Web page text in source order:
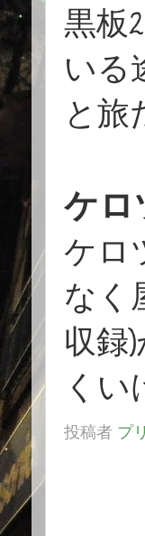
黒板
いる
と旅
ケロ
ケロ
なく
収録
くい
投稿者 プ